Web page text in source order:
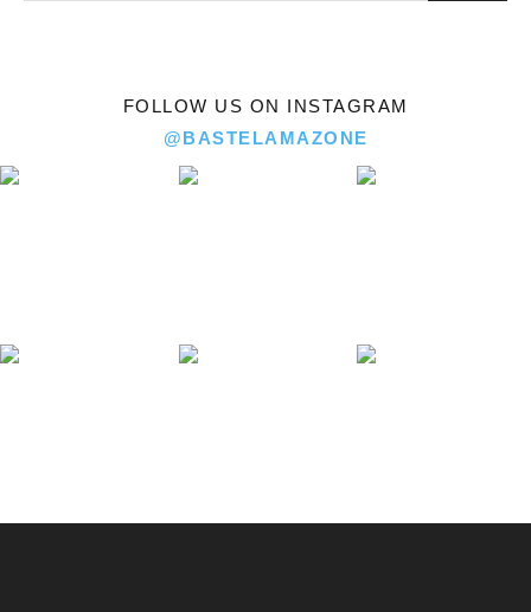
FOLLOW US ON INSTAGRAM
@BASTELAMAZONE